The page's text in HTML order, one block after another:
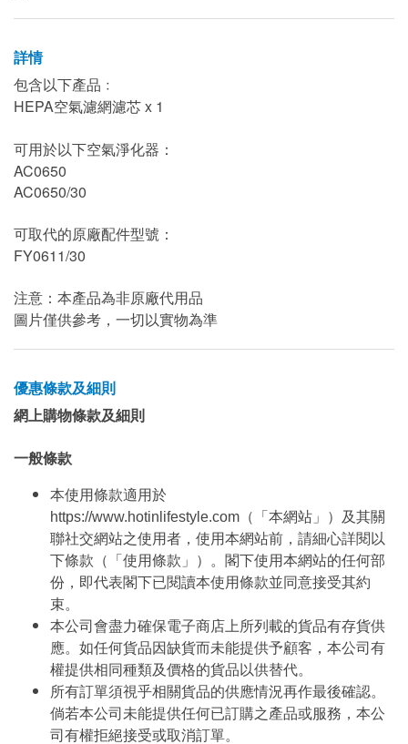
詳情
包含以下產品﹕
HEPA空氣濾網濾芯 x 1
可用於以下空氣淨化器：
AC0650
AC0650/30
可取代的原廠配件型號：
FY0611/30
注意：本產品為非原廠代用品
圖片僅供參考，一切以實物為準
優惠條款及細則
網上購物條款及細則
一般條款
本使用條款適用於
https://www.hotinlifestyle.com（「本網站」）及其關
聯社交網站之使用者，使用本網站前，請細心詳閱以
下條款（「使用條款」）。閣下使用本網站的任何部
份，即代表閣下已閱讀本使用條款並同意接受其約
束。
本公司會盡力確保電子商店上所列載的貨品有存貨供
應。如任何貨品因缺貨而未能提供予顧客，本公司有
權提供相同種類及價格的貨品以供替代。
所有訂單須視乎相關貨品的供應情況再作最後確認。
倘若本公司未能提供任何已訂購之產品或服務，本公
司有權拒絕接受或取消訂單。